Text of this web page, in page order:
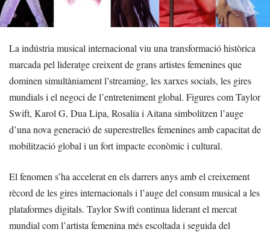
La indústria musical internacional viu una transformació històrica
marcada pel lideratge creixent de grans artistes femenines que
dominen simultàniament l’streaming, les xarxes socials, les gires
mundials i el negoci de l’entreteniment global. Figures com Taylor
Swift, Karol G, Dua Lipa, Rosalía i Aitana simbolitzen l’auge
d’una nova generació de superestrelles femenines amb capacitat de
mobilització global i un fort impacte econòmic i cultural.
El fenomen s’ha accelerat en els darrers anys amb el creixement
rècord de les gires internacionals i l’auge del consum musical a les
plataformes digitals. Taylor Swift continua liderant el mercat
mundial com l’artista femenina més escoltada i seguida del